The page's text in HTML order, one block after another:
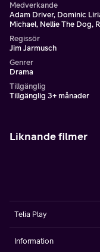
Medverkande
Adam Driver, Dominic
Michael, Nellie The Dog,
Regissör
Jim Jarmusch
Genrer
Drama
Tillgänglig
Tillgänglig 3+ månader
Liknande filmer
Telia Play
Information